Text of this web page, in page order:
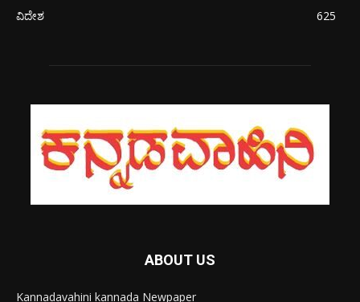
ವಿದೇಶ
625
ABOUT US
Kannadavahini kannada Newpaper